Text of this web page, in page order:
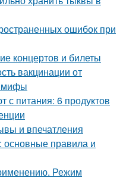
ошибок при
концертов и билеты
вакцинации от
мифы
питания: 6 продуктов
и впечатления
основные правила и
Режим